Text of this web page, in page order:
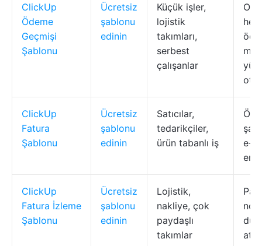
ClickUp
Ödeme
Geçmişi
Şablonu
Ücretsiz
şablonu
edinin
Küçük işler,
lojistik
takımları,
serbest
çalışanlar
ClickUp
Fatura
Şablonu
Ücretsiz
şablonu
edinin
Satıcılar,
tedarikçiler,
ürün tabanlı iş
e-
ClickUp
Fatura İzleme
Şablonu
Ücretsiz
şablonu
edinin
Lojistik,
nakliye, çok
paydaşlı
takımlar